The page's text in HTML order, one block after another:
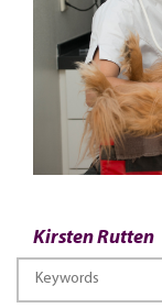
Kirsten Rutten